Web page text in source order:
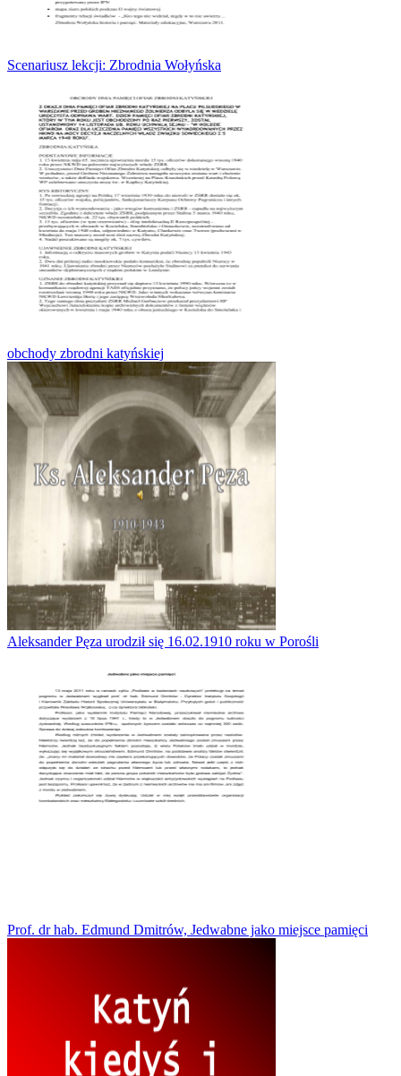
Scenariusz lekcji: Zbrodnia Wołyńska
obchody zbrodni katyńskiej
Aleksander Pęza urodził się 16.02.1910 roku w Porośli
Prof. dr hab. Edmund Dmitrów, Jedwabne jako miejsce pamięci